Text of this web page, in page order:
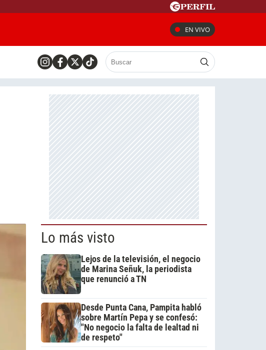
EN VIVO
Lo más visto
Lejos de la televisión, el negocio
de Marina Señuk, la periodista
que renunció a TN
Desde Punta Cana, Pampita habló
sobre Martín Pepa y se confesó:
"No negocio la falta de lealtad ni
de respeto"